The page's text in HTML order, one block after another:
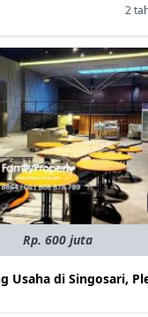
2
Rp. 600 juta
Usaha di Singosari,